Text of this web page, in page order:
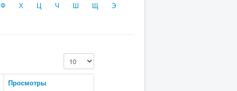
Ф Х Ц Ч Ш Щ
Э
Кол-во строк:
Просмотры